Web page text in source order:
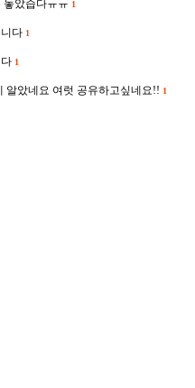
았습다ㅠㅠ 1
다 1
1
알았네요 여럿 공유하고싶네요!! 1